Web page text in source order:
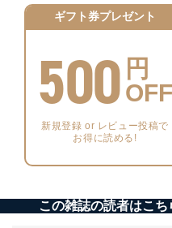
外部からの不正アクセ
システムを最新の
個人データを取り
ソフトウェア等を
により、これを最
情報システムの使用に
メール等により個
送信する場合に、
個人情報保護マネジメン
ギフト券プレゼント
500 円
OFF
新規登録 or レビュー投稿で
お得に読める!
この雑誌の読者はこち